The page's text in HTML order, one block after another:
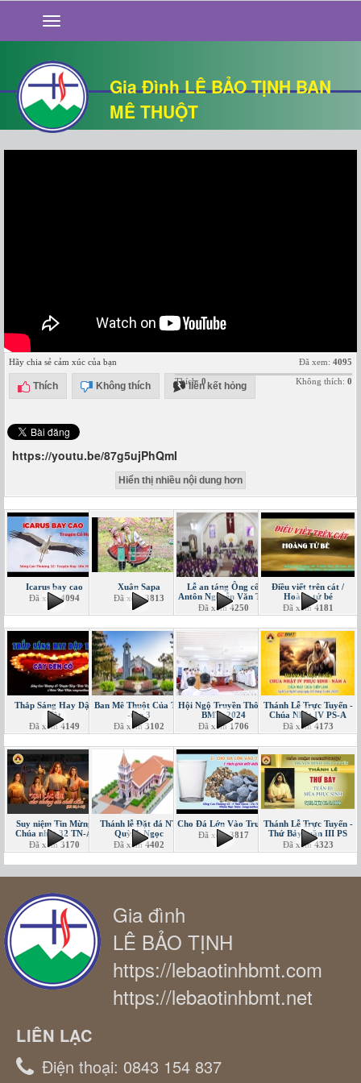
Gia Đình LÊ BẢO TỊNH BAN
MÊ THUỘT
GIỚI THIỆU
TIN TỨC
SỐNG ĐẠO
CHUYỆN NHÀ
QUÁN VĂN
Hãy chia sẻ cảm xúc của bạn
Thích Không thích liên kết hỏng
Đã xem: 4095
Thích: 0 Không thích: 0
https://youtu.be/87g5ujPhQmI
Hiển thị nhiều nội dung hơn
Icarus bay cao
Đã xem4094
Xuân Sapa
Đã xem3813
Lễ an táng Ông cố
Antôn Nguyễn Văn Tin
Đã xem4250
Điều viết trên cát /
Hoàng tử bé
Đã xem4181
Thắp Sáng Hay Dập
Tắt
Đã xem4149
Ban Mê Thuột Của Tôi
-tập 3
Đã xem3102
Hội Ngộ Truyền Thông
BMT -2024
Đã xem1706
Thánh Lễ Trực Tuyến -
Chúa Nhật IV PS-A
Đã xem4173
Suy niệm Tin Mừng
Chúa nhật 32 TN-A
Đã xem3170
Thánh lễ Đặt đá NT
Quỳnh Ngọc
Đã xem4402
Cho Đá Lớn Vào Trước
Đã xem3817
Thánh Lễ Trực Tuyến -
Thứ Bảy tuần III PS
Đã xem4323
Gia đình
LÊ BẢO TỊNH
https://lebaotinhbmt.com
https://lebaotinhbmt.net
LIÊN LẠC
Điện thoại: 0843 154 837